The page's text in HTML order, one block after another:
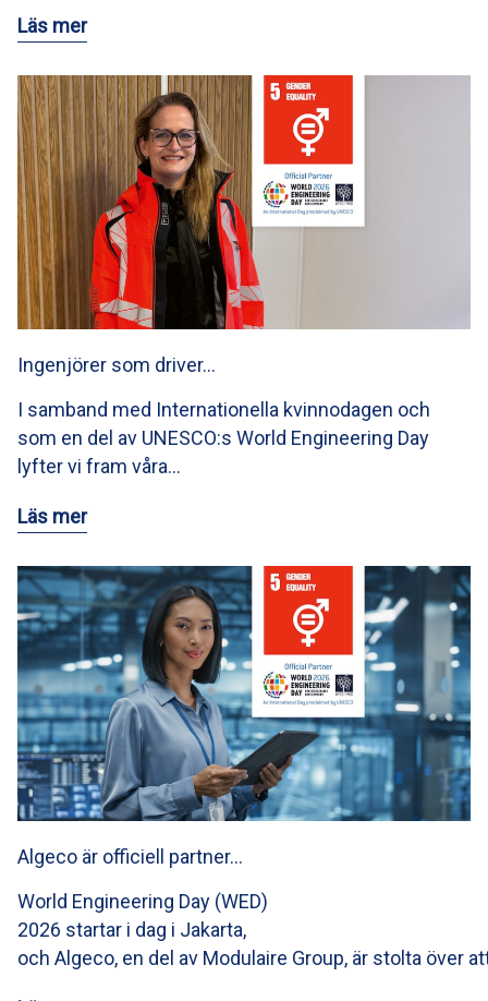
Läs mer
Ingenjörer som driver…
I samband med Internationella kvinnodagen och
som en del av UNESCO:s World Engineering Day
lyfter vi fram våra…
Läs mer
Algeco är officiell partner…
World Engineering Day (WED)
2026 startar i dag i Jakarta,
och Algeco, en del av Modulaire Group, är stolta över